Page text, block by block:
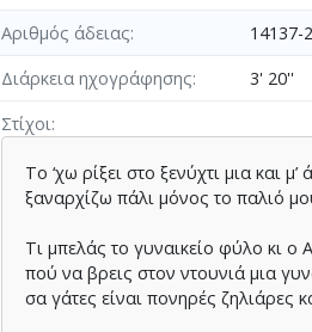
Αριθμός άδειας
14137-
Διάρκεια ηχογράφησης
3' 20''
Στίχοι
Το ‘χω ρίξει στο ξενύχτι µια και
ξαναρχίζω πάλι µόνος το παλιό
Τι µπελάς το γυναικείο φύλο κι ο
πού να βρεις στον ντουνιά µια
σα γάτες είναι πονηρές ζηλιάρες